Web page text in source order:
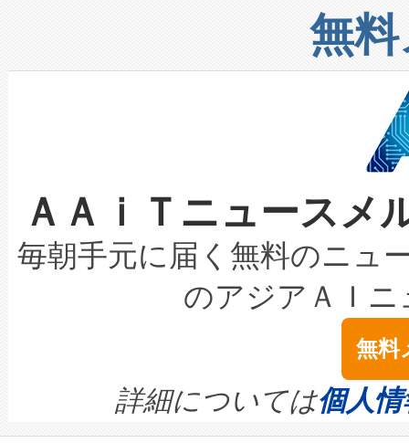
上げおよび商用化段階におけ
設備整備および立ち上げ調整
加組織は、Enzeneのバイオ
選定された製品について、自
取得できる可能性もあります
設には、3億～4億ドルかか
最高経営責任者（CEO）であ
す。「当社のfully-connected
ームを利用すれば、6,000万
きます。この効率性は、フェ
増加しているデータセンター
る電力網に大きな負担をかけ
事業者の負担軽減という課題
系統連系を迅速にし、ピーク
限を超えて利用可能な電力容
持できるよう貢献します。こ
ービスレベル契約（SLA）違
テリー性能の劣化によるダウ
念は、現在データセンターが
ます。 Voltaiq provides a
quality and reliability for AI
BESS stack to ensure battery
リューション「Avia 2」を発
したAvia 2は、1,000メート
狭視野のFOVを切り替えるこ
ケーブル、枝などの細かな対
なレーザースポットにより、
な環境下でも豊かなディテー
キロメートル範囲を検出
LiDAR for Inspections,
は1535 nmレーザーを搭載。
イズの小径化を実現すること
す。ノーマルモードでは、
ートル先まで検出でき、これ
無
ＡＡｉＴニュース
毎朝手元に届く無料のニュ
のアジアＡＩ
無料
詳細については個人